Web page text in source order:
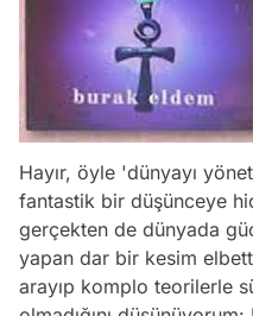
Hayır, öyle 'dünyayı
fantastik bir düşünceye
gerçekten de dünyada
yapan dar bir kesim
arayıp komplo teorilerle